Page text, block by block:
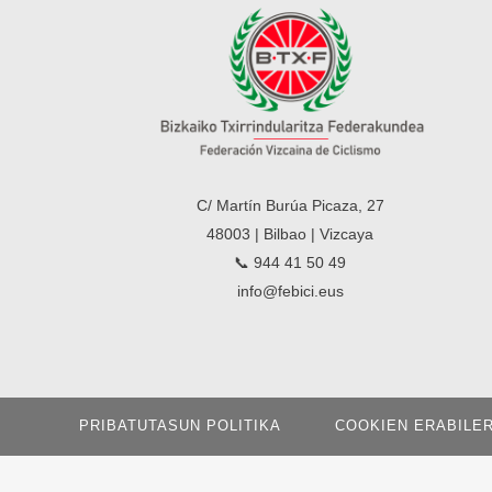
C/ Martín Burúa Picaza, 27
48003 | Bilbao | Vizcaya
📞 944 41 50 49
info@febici.eus
PRIBATUTASUN POLITIKA COOKIEN